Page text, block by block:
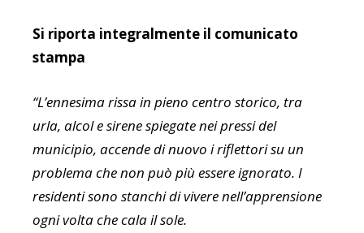
Si riporta integralmente il comunicato
stampa
“L’ennesima rissa in pieno centro storico, tra
urla, alcol e sirene spiegate nei pressi del
municipio, accende di nuovo i riflettori su un
problema che non può più essere ignorato. I
residenti sono stanchi di vivere nell’apprensione
ogni volta che cala il sole.